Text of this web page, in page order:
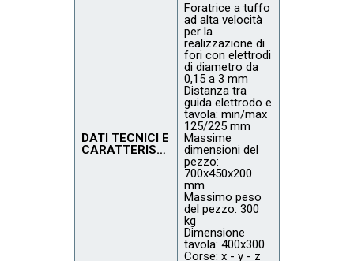
DATI TECNICI E
CARATTERISTICHE
Foratrice a tuffo
ad alta velocità
per la
realizzazione di
fori con elettrodi
di diametro da
0,15 a 3 mm
Distanza tra
guida elettrodo e
tavola: min/max
125/225 mm
Massime
dimensioni del
pezzo:
700x450x200
mm
Massimo peso
del pezzo: 300
kg
Dimensione
tavola: 400x300
Corse: x - y - z